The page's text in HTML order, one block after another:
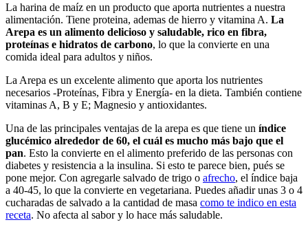
La harina de maíz en un producto que aporta nutrientes a nuestra
alimentación. Tiene proteina, ademas de hierro y vitamina A. La
Arepa es un alimento delicioso y saludable, rico en fibra,
proteínas e hidratos de carbono, lo que la convierte en una
comida ideal para adultos y niños.
La Arepa es un excelente alimento que aporta los nutrientes
necesarios -Proteínas, Fibra y Energía- en la dieta. También contiene
vitaminas A, B y E; Magnesio y antioxidantes.
Una de las principales ventajas de la arepa es que tiene un índice
glucémico alrededor de 60, el cuál es mucho más bajo que el
pan. Esto la convierte en el alimento preferido de las personas con
diabetes y resistencia a la insulina. Si esto te parece bien, pués se
pone mejor. Con agregarle salvado de trigo o afrecho, el índice baja
a 40-45, lo que la convierte en vegetariana. Puedes añadir unas 3 o 4
cucharadas de salvado a la cantidad de masa como te indico en esta
receta. No afecta al sabor y lo hace más saludable.